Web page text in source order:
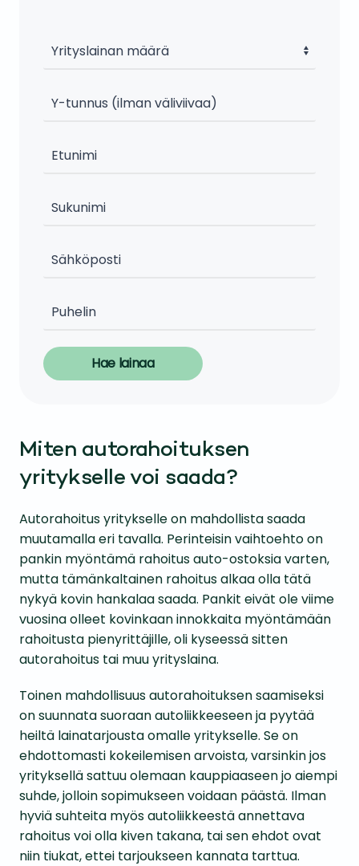
Hae lainaa
Miten autorahoituksen
yritykselle voi saada?
Autorahoitus yritykselle on mahdollista saada
muutamalla eri tavalla. Perinteisin vaihtoehto on
pankin myöntämä rahoitus auto-ostoksia varten,
mutta tämänkaltainen rahoitus alkaa olla tätä
nykyä kovin hankalaa saada. Pankit eivät ole viime
vuosina olleet kovinkaan innokkaita myöntämään
rahoitusta pienyrittäjille, oli kyseessä sitten
autorahoitus tai muu yrityslaina.
Toinen mahdollisuus autorahoituksen saamiseksi
on suunnata suoraan autoliikkeeseen ja pyytää
heiltä lainatarjousta omalle yritykselle. Se on
ehdottomasti kokeilemisen arvoista, varsinkin jos
yrityksellä sattuu olemaan kauppiaaseen jo aiempi
suhde, jolloin sopimukseen voidaan päästä. Ilman
hyviä suhteita myös autoliikkeestä annettava
rahoitus voi olla kiven takana, tai sen ehdot ovat
niin tiukat, ettei tarjoukseen kannata tarttua.